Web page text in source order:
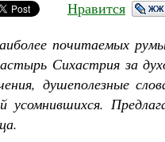
Нравится
почитаемых
Сихастрия за
душеполезные
усомнившихся.